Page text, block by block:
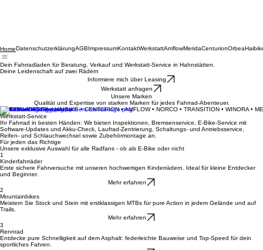
HomeDatenschutzerklärungAGB ImpressumKontaktWerkstattAmflowMeridaCenturion
Dein Fahrradladen für Beratung, Verkauf und Werkstatt-Service in Hahnstätten.
Informiere mich über Leasing
Werkstatt anfragen
Qualität und Expertise von starken Marken für jedes Fahrrad-Abenteuer.
MERIDA • ORBEA • HAIBIKE • CENTURION • AMFLOW • NORCO • TRANSITION • WINORA •
Werkstatt-Service
Ihr Fahrrad in besten Händen: Wir bieten Inspektionen, Bremsenservice, E-Bike-Service mit
Software-Updates und Akku-Check, Laufrad-Zentrierung, Schaltungs- und Antriebsservice,
Reifen- und Schlauchwechsel sowie Zubehörmontage an.
Für jeden das Richtige
Unsere exklusive Auswahl für alle Radfans - ob als E-Bike oder nicht
1
Erste sichere Fahrversuche mit unseren hochwertigen Kinderrädern. Ideal für kleine Entdecker
und Beginner.
Mehr erfahren
2
Meistern Sie Stock und Stein mit erstklassigen MTBs für pure Action in jedem Gelände und auf
Trails.
Mehr erfahren
3